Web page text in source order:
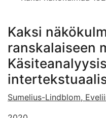
Kaksi
ranskalaiseen
Sumelius-Lindblom,